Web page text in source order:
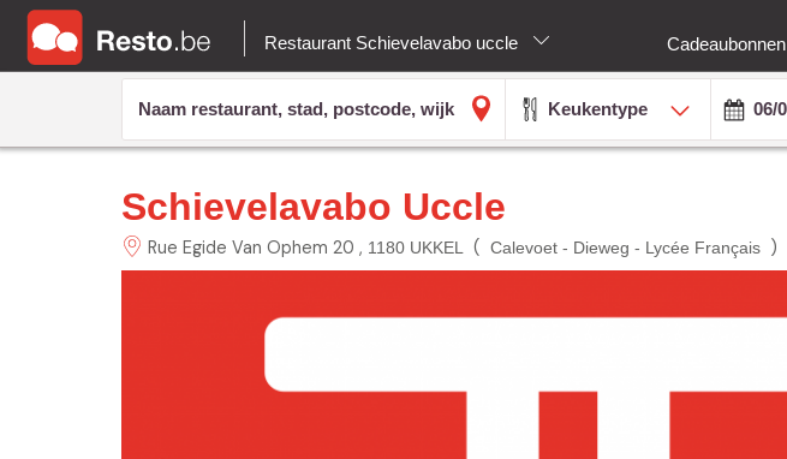
Restaurant Schievelavabo uccle Cadeaubonnen
Keukentype
Schievelavabo Uccle
Rue Egide Van Ophem 20 1180 UKKEL ( Calevoet - Dieweg - Lycée Français)